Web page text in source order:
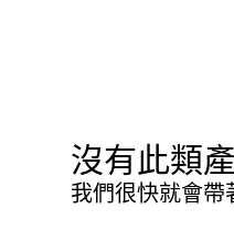
沒有此類
我們很快就會帶